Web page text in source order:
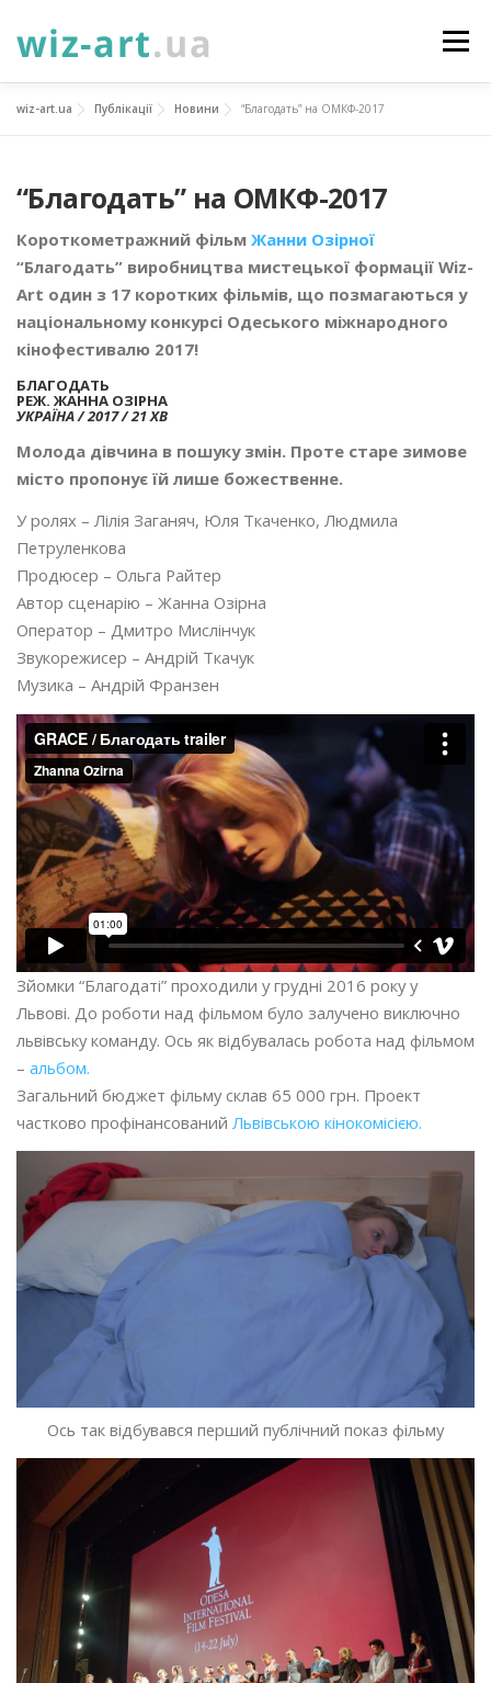
до
Меню
НОВИНИ ПРО НАС
ФОТОГАЛЕРЕЯ ПІДТРИМАТИ КОНТАКТИ
УКР ENG ПРОЄКТИ
wiz-art.ua Публікації Новини “Благодать” на ОМКФ-2017
“Благодать” на ОМКФ-2017
Короткометражний фільм Жанни Озірної
“Благодать” виробництва мистецької формації Wiz-
Art один з 17 коротких фільмів, що позмагаються у
національному конкурсі Одеського міжнародного
кінофестивалю 2017!
БЛАГОДАТЬ
РЕЖ. ЖАННА ОЗІРНА
УКРАЇНА / 2017 / 21 ХВ
Молода дівчина в пошуку змін. Проте старе зимове
місто пропонує їй лише божественне.
У ролях – Лілія Заганяч, Юля Ткаченко, Людмила
Петруленкова
Продюсер – Ольга Райтер
Автор сценарію – Жанна Озірна
Оператор – Дмитро Мислінчук
Звукорежисер – Андрій Ткачук
Музика – Андрій Франзен
Зйомки “Благодаті” проходили у грудні 2016 року у
Львові. До роботи над фільмом було залучено виключно
львівську команду. Ось як відбувалась робота над фільмом
– альбом.
Загальний бюджет фільму склав 65 000 грн. Проект
частково профінансований Львівською кінокомісією.
Ось так відбувався перший публічний показ фільму